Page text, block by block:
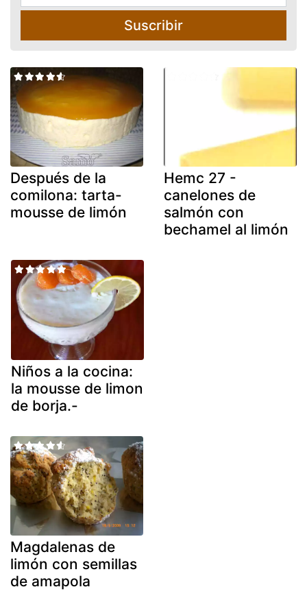
Suscribir
Después de la
comilona: tarta-
mousse de limón
Hemc 27 -
canelones de
salmón con
bechamel al limón
Niños a la cocina:
la mousse de limon
de borja.-
Magdalenas de
limón con semillas
de amapola